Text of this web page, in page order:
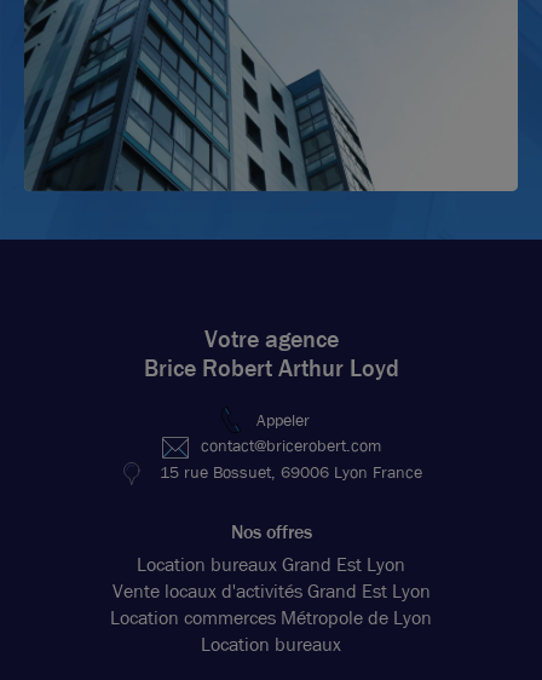
Votre agence
Brice Robert Arthur Loyd
Appeler
contact@bricerobert.com
15 rue Bossuet, 69006 Lyon France
Nos offres
Location bureaux Grand Est Lyon
Vente locaux d'activités Grand Est Lyon
Location commerces Métropole de Lyon
Location bureaux